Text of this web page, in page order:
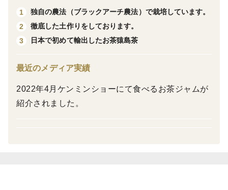
ご注文時に特記事項に記入ください。
【ほうじ茶フィナンシェ】
練り込み、ほうじ茶感をたっぷりと出したフィナンシェ
1
独自の農法（ブラックアーチ農法）で栽培しています。
2
徹底した土作りをしております。
3
日本で初めて輸出したお茶猿島茶
最近のメディア実績
2022年4月ケンミンショーにて食べるお茶ジャムが
紹介されました。